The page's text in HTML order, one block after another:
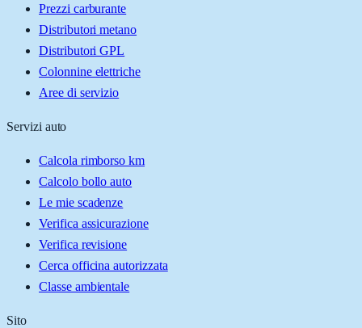
Prezzi carburante
Distributori metano
Distributori GPL
Colonnine elettriche
Aree di servizio
Servizi auto
Calcola rimborso km
Calcolo bollo auto
Le mie scadenze
Verifica assicurazione
Verifica revisione
Cerca officina autorizzata
Classe ambientale
Sito